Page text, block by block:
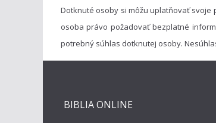
Dotknuté osoby si môžu uplatňovať svoje
osoba právo požadovať bezplatné
potrebný súhlas dotknutej osoby.
BIBLIA ONLINE